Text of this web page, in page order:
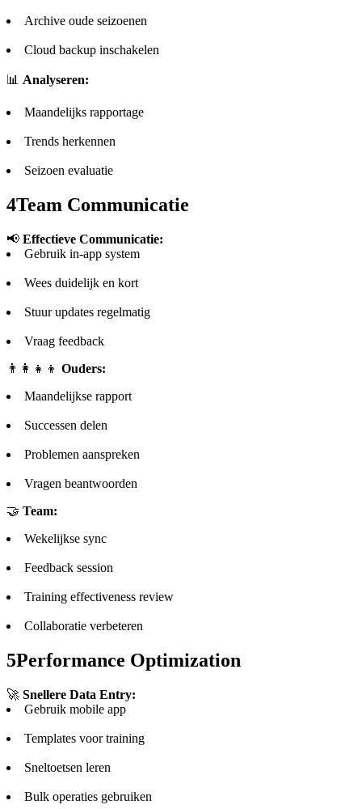
Archive oude seizoenen
Cloud backup inschakelen
📊 Analyseren:
Maandelijks rapportage
Trends herkennen
Seizoen evaluatie
4Team Communicatie
📢 Effectieve Communicatie:
Gebruik in-app system
Wees duidelijk en kort
Stuur updates regelmatig
Vraag feedback
👨‍👩‍👧‍👦 Ouders:
Maandelijkse rapport
Successen delen
Problemen aanspreken
Vragen beantwoorden
🤝 Team:
Wekelijkse sync
Feedback session
Training effectiveness review
Collaboratie verbeteren
5Performance Optimization
🚀 Snellere Data Entry:
Gebruik mobile app
Templates voor training
Sneltoetsen leren
Bulk operaties gebruiken